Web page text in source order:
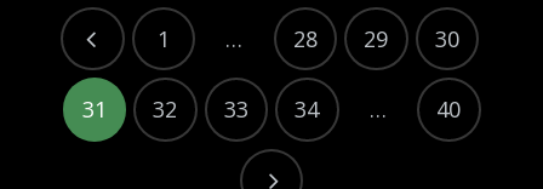
1 … 28 29 30
31 32 33 34 … 40